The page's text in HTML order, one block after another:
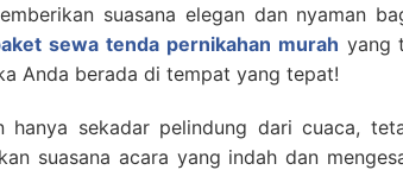
suasana elegan dan nyaman
sewa tenda pernikahan murah yang
Anda berada di tempat yang tepat!
hanya sekadar pelindung dari cuaca,
suasana acara yang indah dan